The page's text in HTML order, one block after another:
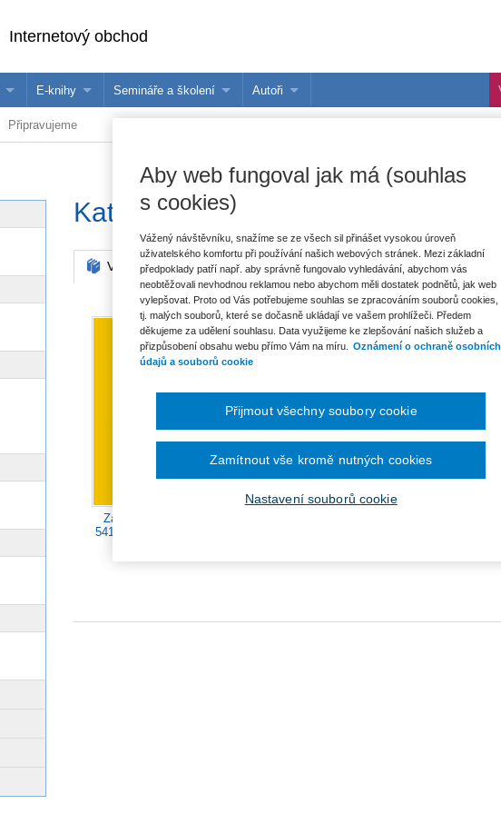
Internetový obchod
E-knihy
Jak na naše e-knihy?
Semináře a školení Autoři
Připravujeme
Katalog
Všechny produkty Akce Novinky Připravujeme
Zákon o odpadech (č.
541/2020 Sb.). Praktický
Aby web fungoval jak má (souhlas
s cookies)
Vážený návštěvníku, snažíme se ze všech sil přinášet vysokou úroveň
uživatelského komfortu při používání našich webových stránek. Mezi základní
předpoklady patří např. aby správně fungovalo vyhledávání, abychom vás
neobtěžovali nevhodnou reklamou nebo abychom měli dostatek podnětů, jak web
vylepšovat. Proto od Vás potřebujeme souhlas se zpracováním souborů cookies,
tj. malých souborů, které se dočasně ukládají ve vašem prohlížeči. Předem
děkujeme za udělení souhlasu. Data využijeme ke zlepšování našich služeb a
přizpůsobení obsahu webu přímo Vám na míru.
Oznámení o ochraně osobních
údajů a souborů cookie
Nastavení souborů cookie
Zamítnout vše kromě nutných cookies
Přijmout všechny soubory cookie